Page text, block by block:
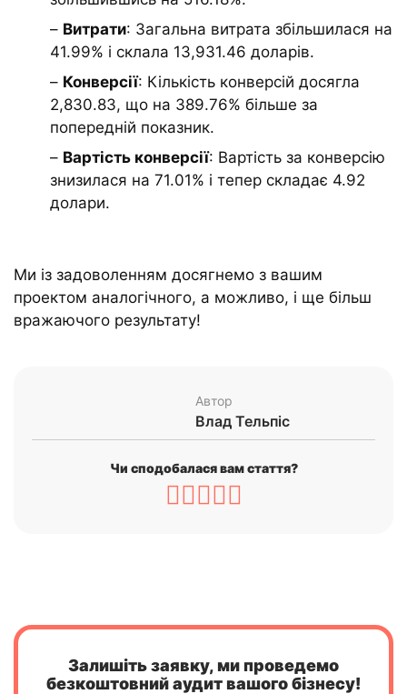
– Витрати: Загальна витрата збільшилася на
41.99% і склала 13,931.46 доларів.
– Конверсії: Кількість конверсій досягла
2,830.83, що на 389.76% більше за
попередній показник.
– Вартість конверсії: Вартість за конверсію
знизилася на 71.01% і тепер складає 4.92
долари.
Ми із задоволенням досягнемо з вашим
проектом аналогічного, а можливо, і ще більш
вражаючого результату!
Автор
Влад Тельпіс
Чи сподобалася вам стаття?
Залишіть заявку, ми проведемо
безкоштовний аудит вашого бізнесу!